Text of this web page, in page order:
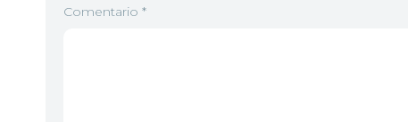
Comentario *